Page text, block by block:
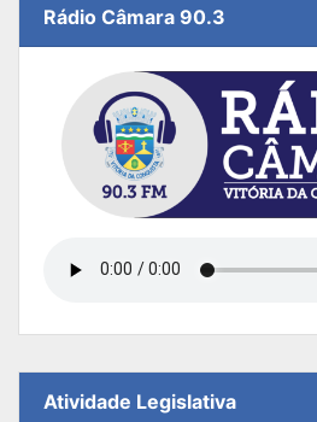
Rádio Câmara 90.3
Atividade Legislativa